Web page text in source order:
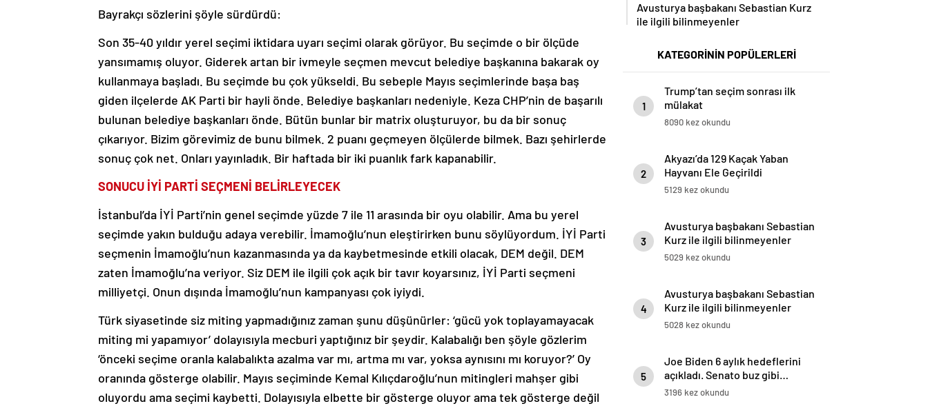
Bayrakçı sözlerini şöyle sürdürdü:
Son 35-40 yıldır yerel seçimi iktidara uyarı seçimi olarak görüyor. Bu seçimde o bir ölçüde
yansımamış oluyor. Giderek artan bir ivmeyle seçmen mevcut belediye başkanına bakarak oy
kullanmaya başladı. Bu seçimde bu çok yükseldi. Bu sebeple Mayıs seçimlerinde başa baş
giden ilçelerde AK Parti bir hayli önde. Belediye başkanları nedeniyle. Keza CHP’nin de başarılı
bulunan belediye başkanları önde. Bütün bunlar bir matrix oluşturuyor, bu da bir sonuç
çıkarıyor. Bizim görevimiz de bunu bilmek. 2 puanı geçmeyen ölçülerde bilmek. Bazı şehirlerde
sonuç çok net. Onları yayınladık. Bir haftada bir iki puanlık fark kapanabilir.
SONUCU İYİ PARTİ SEÇMENİ BELİRLEYECEK
İstanbul’da İYİ Parti’nin genel seçimde yüzde 7 ile 11 arasında bir oyu olabilir. Ama bu yerel
seçimde yakın bulduğu adaya verebilir. İmamoğlu’nun eleştirirken bunu söylüyordum. İYİ Parti
seçmenin İmamoğlu’nun kazanmasında ya da kaybetmesinde etkili olacak, DEM değil. DEM
zaten İmamoğlu’na veriyor. Siz DEM ile ilgili çok açık bir tavır koyarsınız, İYİ Parti seçmeni
milliyetçi. Onun dışında İmamoğlu’nun kampanyası çok iyiydi.
Türk siyasetinde siz miting yapmadığınız zaman şunu düşünürler: ‘gücü yok toplayamayacak
miting mi yapamıyor’ dolayısıyla mecburi yaptığınız bir şeydir. Kalabalığı ben şöyle gözlerim
‘önceki seçime oranla kalabalıkta azalma var mı, artma mı var, yoksa aynısını mı koruyor?’ Oy
oranında gösterge olabilir. Mayıs seçiminde Kemal Kılıçdaroğlu’nun mitingleri mahşer gibi
oluyordu ama seçimi kaybetti. Dolayısıyla elbette bir gösterge oluyor ama tek gösterge değil
Avusturya başbakanı Sebastian Kurz
ile ilgili bilinmeyenler
KATEGORİNİN POPÜLERLERİ
1
Trump’tan seçim sonrası ilk
mülakat
8090 kez okundu
2
Akyazı’da 129 Kaçak Yaban
Hayvanı Ele Geçirildi
5129 kez okundu
3
Avusturya başbakanı Sebastian
Kurz ile ilgili bilinmeyenler
5029 kez okundu
4
Avusturya başbakanı Sebastian
Kurz ile ilgili bilinmeyenler
5028 kez okundu
5
Joe Biden 6 aylık hedeflerini
açıkladı. Senato buz gibi…
3196 kez okundu